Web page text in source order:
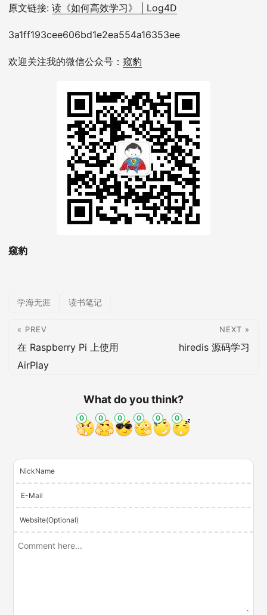
原文链接: 读《如何高效学习》 | Log4D
3a1ff193cee606bd1e2ea554a16353ee
欢迎关注我的微信公众号： 窥豹
窥豹
学海无涯 读书笔记
« PREV
在 Raspberry Pi 上使用
AirPlay
NEXT »
hiredis 源码学习
What do you think?
0 0 0 0 0 0
NickName
E-Mail
Website(Optional)